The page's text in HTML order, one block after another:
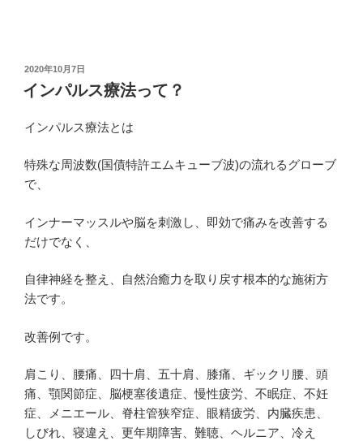
投
日:
2020年10月7日
インパルス療法って？
インパルス療法とは
特殊な周波数(国債特許エムキューブ波)の流れるグローブ
で、
インナーマッスルや脳を刺激し、即効で痛みを改善する
だけでなく、
自律神経を整え、自然治癒力を取り戻す根本的な施術方
法です。
改善例です。
肩こり、腰痛、四十肩、五十肩、膝痛、ギックリ腰、頭
痛、顎関節症、脳梗塞後遺症、慢性疲労、不眠症、不妊
症、メニエール、脊柱管狭窄症、眼精疲労、内臓疾患、
しびれ、寝違え、更年期障害、難聴、ヘルニア、冷え